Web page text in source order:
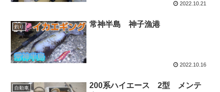
2022.10.21
釣り 常神半島 神子漁港
2022.10.16
自動車
200系ハイエース 2型 メンテ